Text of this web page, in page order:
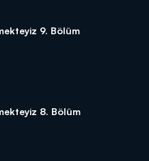
9. Bölüm
8. Bölüm